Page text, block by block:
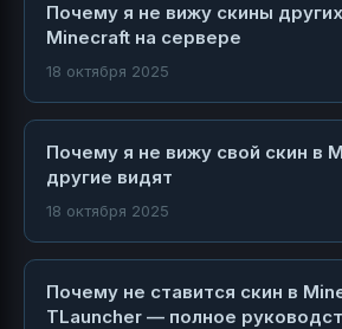
Почему я не вижу скины
Minecraft на сервере
18 октября 2025
Почему я не вижу свой скин в
другие видят
18 октября 2025
Почему не ставится скин в
TLauncher — полное